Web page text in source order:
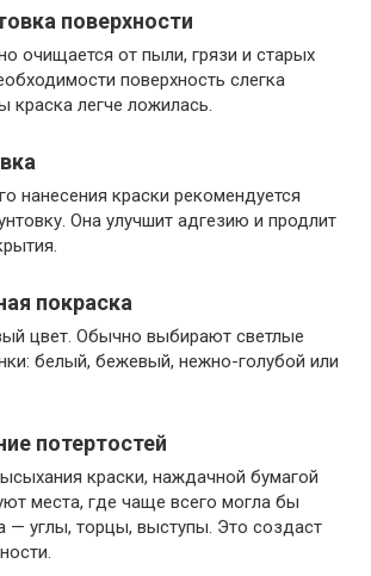
поверхности
очищается от пыли, грязи и старых
поверхность слегка
краска легче ложилась.
нанесения краски рекомендуется
Она улучшит адгезию и продлит
покраска
цвет. Обычно выбирают светлые
белый, бежевый, нежно-голубой или
потертостей
краски, наждачной бумагой
места, где чаще всего могла бы
— углы, торцы, выступы. Это создаст